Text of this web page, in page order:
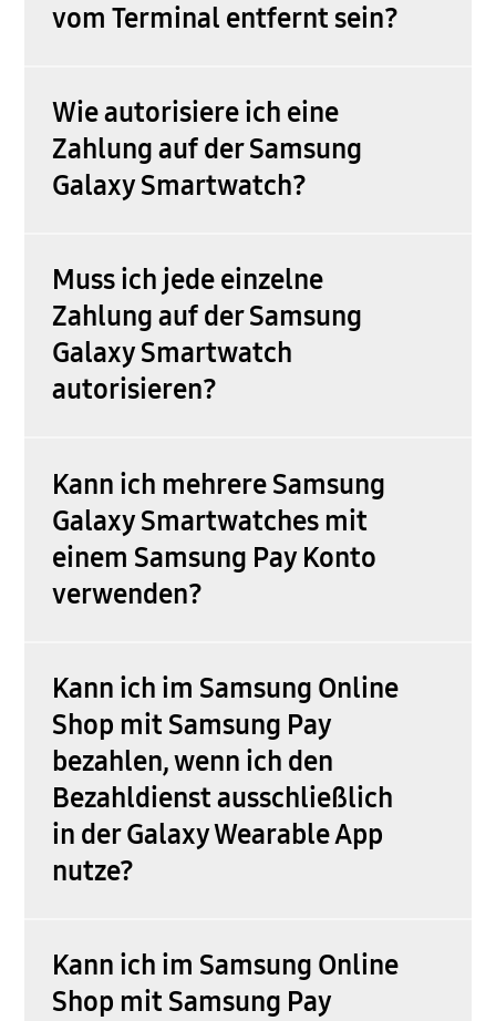
vom Terminal entfernt sein?
Wie autorisiere ich eine
Zahlung auf der Samsung
Galaxy Smartwatch?
Muss ich jede einzelne
Zahlung auf der Samsung
Galaxy Smartwatch
autorisieren?
Kann ich mehrere Samsung
Galaxy Smartwatches mit
einem Samsung Pay Konto
verwenden?
Kann ich im Samsung Online
Shop mit Samsung Pay
bezahlen, wenn ich den
Bezahldienst ausschließlich
in der Galaxy Wearable App
nutze?
Kann ich im Samsung Online
Shop mit Samsung Pay